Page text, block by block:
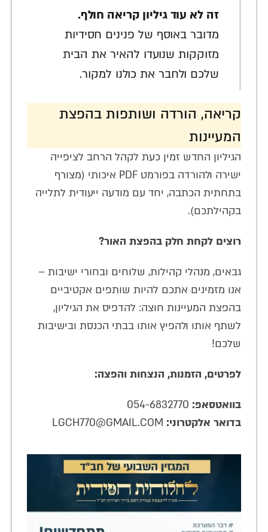
זה לא עוד גיליון קריאה חולף.
מדובר באוסף של פנינים חסידיות
מזוקקות שנועדו להאיר את הבית
שלכם ולחבר את כולנו למקור.
קריאה, הורדה ושותפות בהפצת
המעיינות
הגיליון החדש זמין כעת לקהל הרחב לציפייה
ישירה ולהורדה בפורמט PDF איכותי (מצורף
בתחתית הכתבה, יחד עם מודעה ייעודית לתלייה
בקהילתכם).
רוצים לקחת חלק בהפצת האור?
גבאים, מנהלי קהילות, שלוחים ובחורי ישיבות –
אנו מזמינים אתכם להיות שותפים אקטיביים
בהפצת המעיינות חוצה: להדפיס את הגיליון,
לשתף אותו ולהפיץ אותו בבתי הכנסת ובישיבות
שלכם!
לפרטים, הזמנות, הנצחות והפצה:
בוואטסאפ:
בדואר אלקטרוני: